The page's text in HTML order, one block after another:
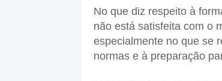
No que diz respeito à
não está satisfeita com o
especialmente no que se
normas e à preparação